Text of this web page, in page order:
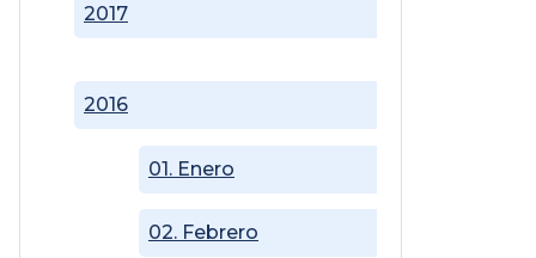
2016
01. Enero
02. Febrero
2017